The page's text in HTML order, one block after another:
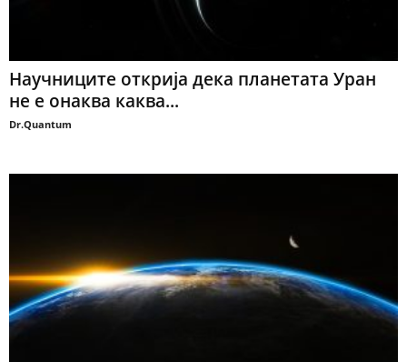
Научниците открија дека планетата Уран
не е онаква каква...
Dr.Quantum